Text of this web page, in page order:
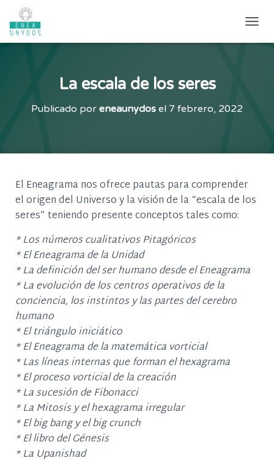
La escala de los seres
Publicado por eneaunydos el 7 febrero, 2022
El Eneagrama nos ofrece pautas para comprender
el origen del Universo y la visión de la “escala de los
seres” teniendo presente conceptos tales como:
*Los números cualitativos Pitagóricos
* El Eneagrama de la Unidad
* La definición del ser humano desde el Eneagrama
* La evolución de los centros operativos de la
conciencia, los instintos y las partes del cerebro
humano
* El triángulo iniciático
* El Eneagrama de la matemática vorticial
* Las líneas internas que forman el hexagrama
* El proceso vorticial de la creación
* La sucesión de Fibonacci
* La Mitosis y el hexagrama irregular
* El big bang y el big crunch
* El libro del Génesis
* La Upanishad